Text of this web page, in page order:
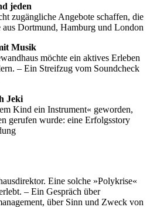
jeden
zugängliche Angebote schaffen, die
aus Dortmund, Hamburg und London
Musik
möchte ein aktives Erleben
– Ein Streifzug vom Soundcheck
Jeki
Kind ein Instrument« geworden,
gerufen wurde: eine Erfolgsstory
Eine solche »Polykrise«
– Ein Gespräch über
über Sinn und Zweck von